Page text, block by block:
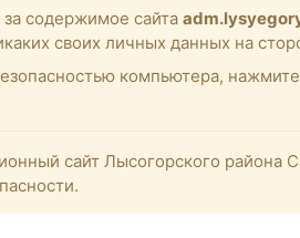
содержимое сайта
своих личных данных на
компьютера, нажмите
сайт Лысогорского района